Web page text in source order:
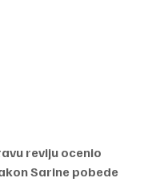
reviju ocenio
Sarine pobede